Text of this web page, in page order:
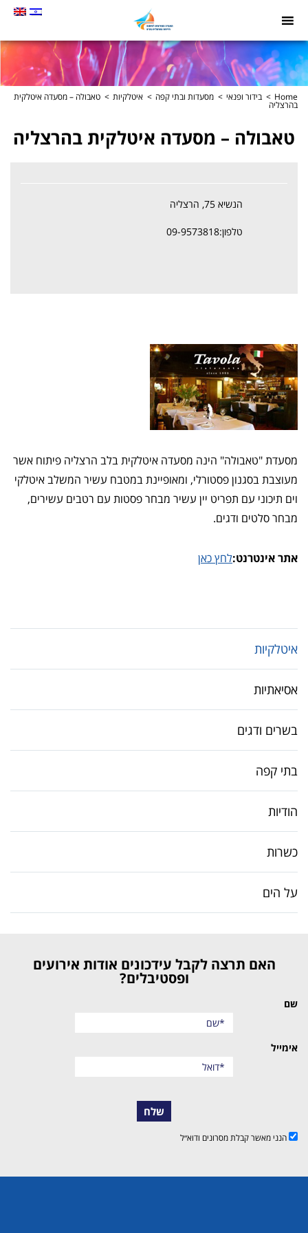
כקישור
לעמוד
הבית
Home בידור ופנאי מסעדות ובתי קפה איטלקיות טאבולה – מסעדה איטלקית
בהרצליה
טאבולה – מסעדה איטלקית בהרצליה
הנשיא 75, הרצליה
טלפון:09-9573818
מסעדת "טאבולה" הינה מסעדה איטלקית בלב הרצליה פיתוח אשר
מעוצבת בסגנון פסטורלי, ומאופיינת במטבח עשיר המשלב איטלקי
וים תיכוני עם תפריט יין עשיר מבחר פסטות עם רטבים עשירים,
מבחר סלטים ודגים.
אתר אינטרנט:לחץ כאן
איטלקיות
אסיאתיות
בשרים ודגים
בתי קפה
הודיות
כשרות
על הים
האם תרצה לקבל עידכונים אודות אירועים
ופסטיבלים?
שם
אימייל
שלח
הנני מאשר קבלת מסרונים ודוא״ל